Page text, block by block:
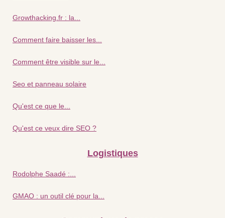
Growthacking.fr : la...
Comment faire baisser les...
Comment être visible sur le...
Seo et panneau solaire
Qu'est ce que le...
Qu'est ce veux dire SEO ?
Logistiques
Rodolphe Saadé :...
GMAO : un outil clé pour la...